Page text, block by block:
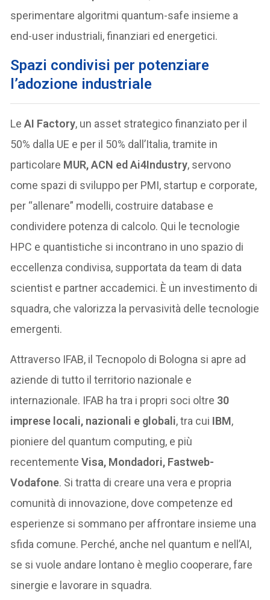
sperimentare algoritmi quantum-safe insieme a
end-user industriali, finanziari ed energetici.
Spazi condivisi per potenziare
l’adozione industriale
LeAI Factory, un asset strategico finanziato per il
50% dalla UE e per il 50% dall’Italia, tramite in
particolare MUR, ACN ed Ai4Industry, servono
come spazi di sviluppo per PMI, startup e corporate,
per “allenare” modelli, costruire database e
condividere potenza di calcolo. Qui le tecnologie
HPC e quantistiche si incontrano in uno spazio di
eccellenza condivisa, supportata da team di data
scientist e partner accademici. È un investimento di
squadra, che valorizza la pervasività delle tecnologie
emergenti.
Attraverso IFAB, il Tecnopolo di Bologna si apre ad
aziende di tutto il territorio nazionale e
internazionale. IFAB ha tra i propri soci oltre 30
imprese locali, nazionali e globali, tra cui IBM,
pioniere del quantum computing, e più
recentementeVisa, Mondadori, Fastweb-
Vodafone. Si tratta di creare una vera e propria
comunità di innovazione, dove competenze ed
esperienze si sommano per affrontare insieme una
sfida comune. Perché, anche nel quantum e nell’AI,
se si vuole andare lontano è meglio cooperare, fare
sinergie e lavorare in squadra.